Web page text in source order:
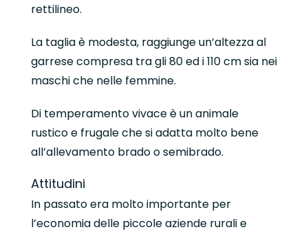
rettilineo.
La taglia è modesta, raggiunge un’altezza al
garrese compresa tra gli 80 ed i 110 cm sia nei
maschi che nelle femmine.
Di temperamento vivace è un animale
rustico e frugale che si adatta molto bene
all’allevamento brado o semibrado.
Attitudini
In passato era molto importante per
l’economia delle piccole aziende rurali e